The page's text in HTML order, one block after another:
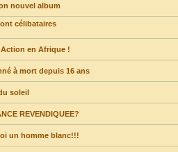
nouvel album
célibataires
en Afrique !
à mort depuis 16 ans
soleil
REVENDIQUEE?
un homme blanc!!!